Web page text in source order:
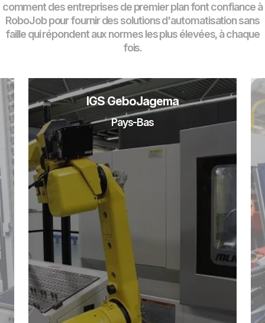
comment des entreprises de premier plan font confiance à
RoboJob pour fournir des solutions d'automatisation sans
faille qui répondent aux normes les plus élevées, à chaque
fois.
Kammerer MedTec GmbH
Allemagne